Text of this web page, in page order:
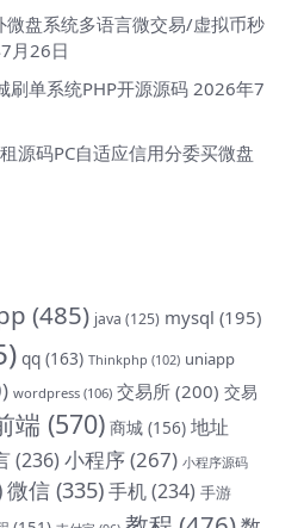
盘系统多语言微交易/虚拟币秒
月26日
刷单系统PHP开源源码 2026年7
源码PC自适应信用分委买微盘
(485) java (125) mysql (195)
qq (163) Thinkphp (102) uniapp
wordpress (106) 交易所 (200) 交易
端 (570) 商城 (156) 地址
(236) 小程序(267) 小程序源码
微信 (335)手机(234) 手游